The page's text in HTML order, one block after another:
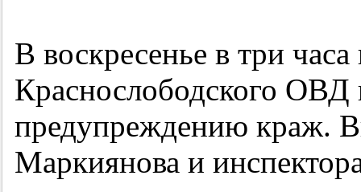
В воскресенье в три
Краснослободского ОВД
предупреждению краж.
Маркиянова и